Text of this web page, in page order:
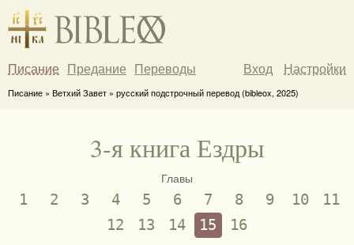
Писание Предание Переводы Вход Настройки
Писание » Ветхий Завет » русский подстрочный перевод (bibleox, 2025)
3-я книга Ездры
Главы
1 2 3 4 5 6 7 8 9 10
11
12
13 14 15 16